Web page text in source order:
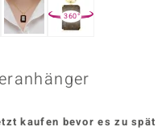
360°
kaufen bevor es zu spät